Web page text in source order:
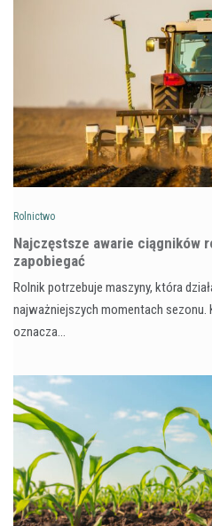
Rolnictwo
Najczęstsze awarie ciągników
zapobiegać
Rolnik potrzebuje maszyny, która
najważniejszych momentach sezonu.
oznacza…